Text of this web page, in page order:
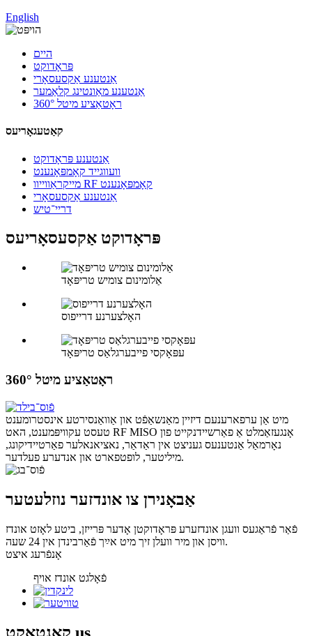
English
היים
פּראָדוקט
אַנטענע אַקסעסאָרי
אַנטענע מאַונטינג קלאַמער
360° ראָטאַציע מיטל
קאַטעגאָריעס
אַנטענע פּראָדוקט
וועווגייד קאָמפּאָנענט
מייקראַווייוו RF קאָמפּאָנענט
אַנטענע אַקסעסאָרי
דריי־טיש
פּראָדוקט אַקסעסאָריעס
אַלומינום צומיש טריפּאָד
האָלצערנע דרייפוס
עפּאָקסי פייבערגלאַס טריפּאָד
360° ראָטאַציע מיטל
מיט אַן ערפארענעם דיזיין מאַנשאַפֿט און אַוואַנסירטע אינסטרומענט
טעסט עקוויפּמענט, האט RF MISO אָנגעזאַמלט אַ פאַרשיידנקייט פון
נאָרמאַל אַנטענעס געניצט אין ראַדאַר, נאציאנאלער פאַרטיידיקונג,
מיליטער, לופטפארט און אנדערע פעלדער.
אַבאָנירן צו אונדזער נוזלעטער
פֿאַר פֿראַגעס וועגן אונדזערע פּראָדוקטן אָדער פּרייזן, ביטע לאָזט אונדז
וויסן און מיר וועלן זיך מיט אײַך פֿאַרבינדן אין 24 שעה.
אָנפֿרעג איצט
פֿאָלגט אונדז אויף
קאָנטאַקט us